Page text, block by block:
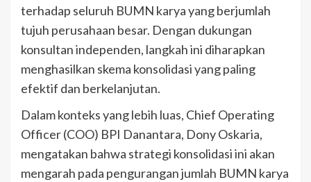
terhadap seluruh BUMN karya yang berjumlah
tujuh perusahaan besar. Dengan dukungan
konsultan independen, langkah ini diharapkan
menghasilkan skema konsolidasi yang paling
efektif dan berkelanjutan.
Dalam konteks yang lebih luas, Chief Operating
Officer (COO) BPI Danantara, Dony Oskaria,
mengatakan bahwa strategi konsolidasi ini akan
mengarah pada pengurangan jumlah BUMN karya